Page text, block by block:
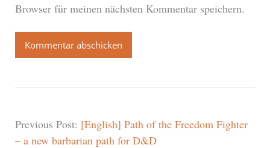
Browser für meinen nächsten Kommentar speichern.
Previous Post: [English] Path of the Freedom Fighter
– a new barbarian path for D&D